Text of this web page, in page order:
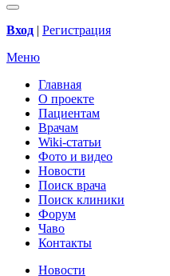
Вход | Регистрация
Меню
Главная
О проекте
Пациентам
Врачам
Wiki-статьи
Фото и видео
Новости
Поиск врача
Поиск клиники
Форум
Чаво
Контакты
Новости